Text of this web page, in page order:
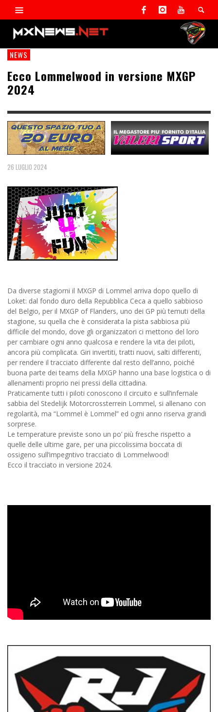
NEWS
Ecco Lommelwood in versione MXGP
2024
26 LUGLIO 2024
Da diverse stagiorni il MXGP di Lommel arriva dopo quello di
Loket: dal fondo duro della Repubblica Ceca a quello sabbioso
del Belgio, per il MXGP of Flanders, uno dei GP più temuti della
stagione, su quella che è considerata la pista sabbiosa più
difficile del mondo, dove gli organizzatori ci mettono del loro
per cambiare ogni anno qualcosa e rendere la vita dei piloti,
ancora più complicata. Giri invertiti, tratti nuovi, salti differenti,
per rendere il tracciato differente dal resto dell’anno, poiché
buona parte dei teams della MXGP hanno una base logistica o di
allenamenti proprio nei pressi della cittadina.
Praticamente tutti i piloti conoscono il circuito e sull’infernale
sabbia del Stedelijk Motorcrossterrein Lommel, si allenano con
regolarità, ma “Lommel è Lommel” ed ogni anno riserva grandi
sorprese.
Le temperature previste sono un po’ più fresche rispetto a
quelle delle ultime gare, per una piccolissima boccata di
ossigeno sull’impegntivo tracciato di Lommelwood!
Ecco il tracciato in versione 2024.